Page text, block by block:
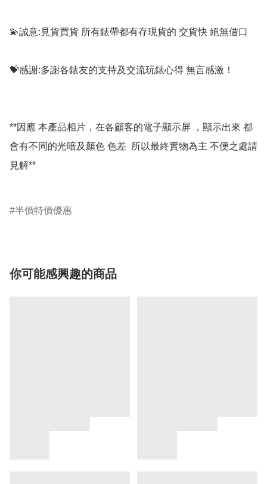
💫誠意:見貨買貨 所有錶帶都有存現貨的 交貨快 絕無借口
💝感謝:多謝各錶友的支持及交流玩錶心得 無言感激！
**因應 本產品相片，在各顧客的電子顯示屏 ，顯示出來 都
會有不同的光喑及顏色 色差  所以最終實物為主 不便之處請
見解**
半價特價優惠
你可能感興趣的商品